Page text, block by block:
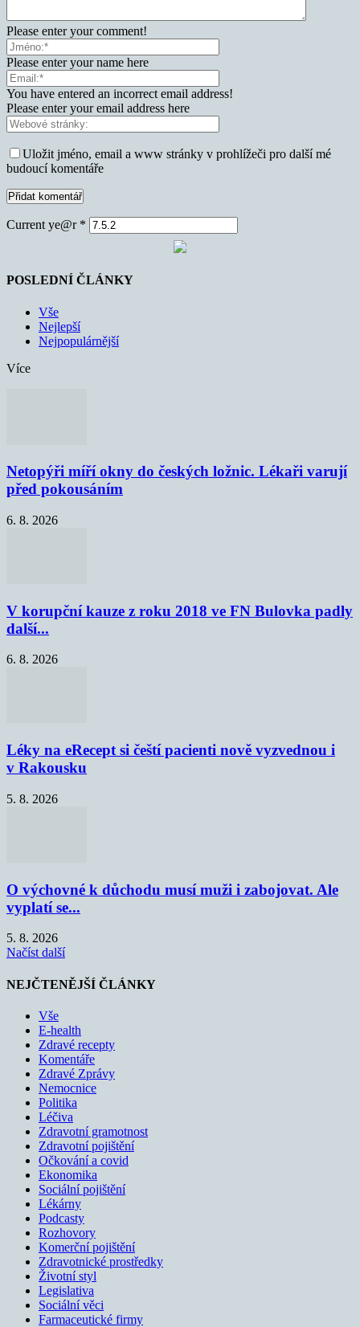
Please enter your comment!
Please enter your name here
You have entered an incorrect email address!
Please enter your email address here
Uložit jméno, email a www stránky v prohlížeči pro další mé
budoucí komentáře
Current ye@r *
POSLEDNÍ ČLÁNKY
Vše
Nejlepší
Nejpopulárnější
Více
Netopýři míří okny do českých ložnic. Lékaři varují
před pokousáním
6. 8. 2026
V korupční kauze z roku 2018 ve FN Bulovka padly
další...
6. 8. 2026
Léky na eRecept si čeští pacienti nově vyzvednou i
v Rakousku
5. 8. 2026
O výchovné k důchodu musí muži i zabojovat. Ale
vyplatí se...
5. 8. 2026
Načíst další
NEJČTENĚJŠÍ ČLÁNKY
Vše
E-health
Zdravé recepty
Komentáře
Zdravé Zprávy
Nemocnice
Politika
Léčiva
Zdravotní gramotnost
Zdravotní pojištění
Očkování a covid
Ekonomika
Sociální pojištění
Lékárny
Podcasty
Rozhovory
Komerční pojištění
Zdravotnické prostředky
Životní styl
Legislativa
Sociální věci
Farmaceutické firmy